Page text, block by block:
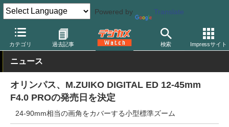
Powered by Translate
カテゴリ 過去記事 検索 Impressサイト
デジカメ Watch レンズ 交換レンズ オリンパス
ニュース
オリンパス、M.ZUIKO DIGITAL ED 12-45mm
F4.0 PROの発売日を決定
24-90mm相当の画角をカバーする小型標準ズーム